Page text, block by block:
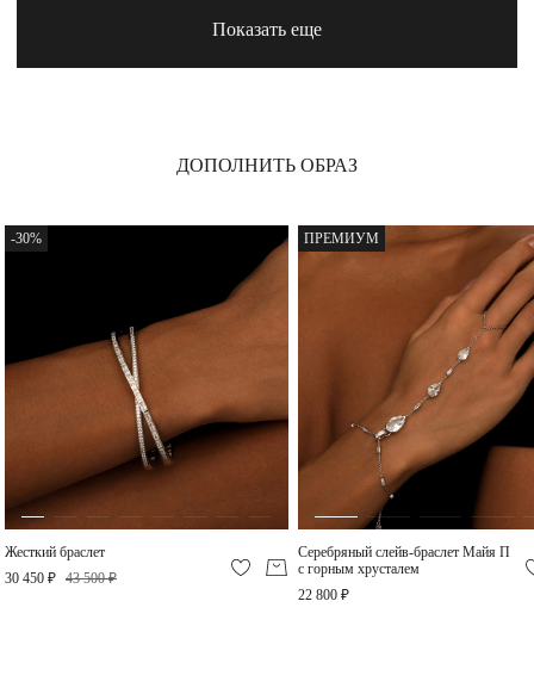
Показать еще
ДОПОЛНИТЬ ОБРАЗ
-30%
Жесткий браслет
30 450 ₽ 43 500 ₽
ПРЕМИУМ
Серебряный слейв-браслет Майя П
с горным хрусталем
22 800 ₽